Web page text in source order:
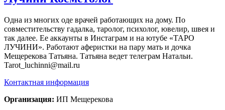
Одна из многих оде врачей работающих на дому. По
совместительству гадалка, таролог, психолог, ювелир, швея и
так далее. Ее аккаунты в Инстаграм и на ютубе «ТАРО
ЛУЧИНИ». Работают аферистки на пару мать и дочка
Мещерекова Татьяна. Татьяна ведет телеграм Натальи.
Tarot_luchinni@mail.ru
Контактная информация
Организация: ИП Мещерекова